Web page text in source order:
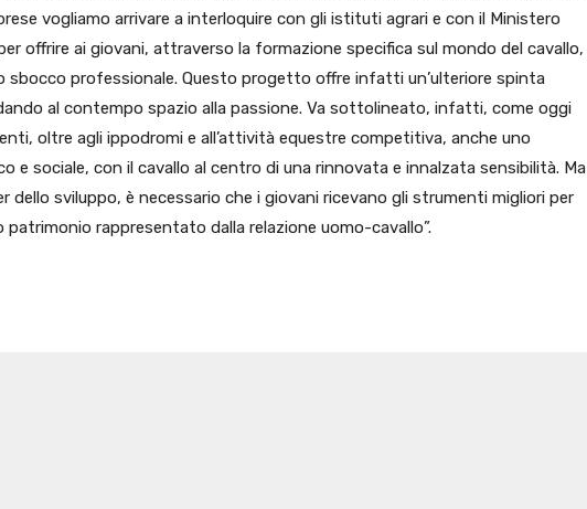
vogliamo arrivare a interloquire con gli istituti agrari e con il Ministero
offrire ai giovani, attraverso la formazione specifica sul mondo del cavallo,
sbocco professionale. Questo progetto offre infatti un’ulteriore spinta
al contempo spazio alla passione. Va sottolineato, infatti, come oggi
oltre agli ippodromi e all’attività equestre competitiva, anche uno
e sociale, con il cavallo al centro di una rinnovata e innalzata sensibilità. Ma
dello sviluppo, è necessario che i giovani ricevano gli strumenti migliori per
patrimonio rappresentato dalla relazione uomo-cavallo”.